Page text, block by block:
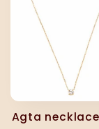
o
Agta necklace